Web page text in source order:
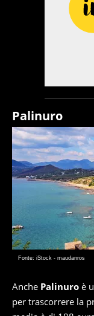
Palinuro
Fonte: iStock - maudanros
Anche Palinuro è
per trascorrere la